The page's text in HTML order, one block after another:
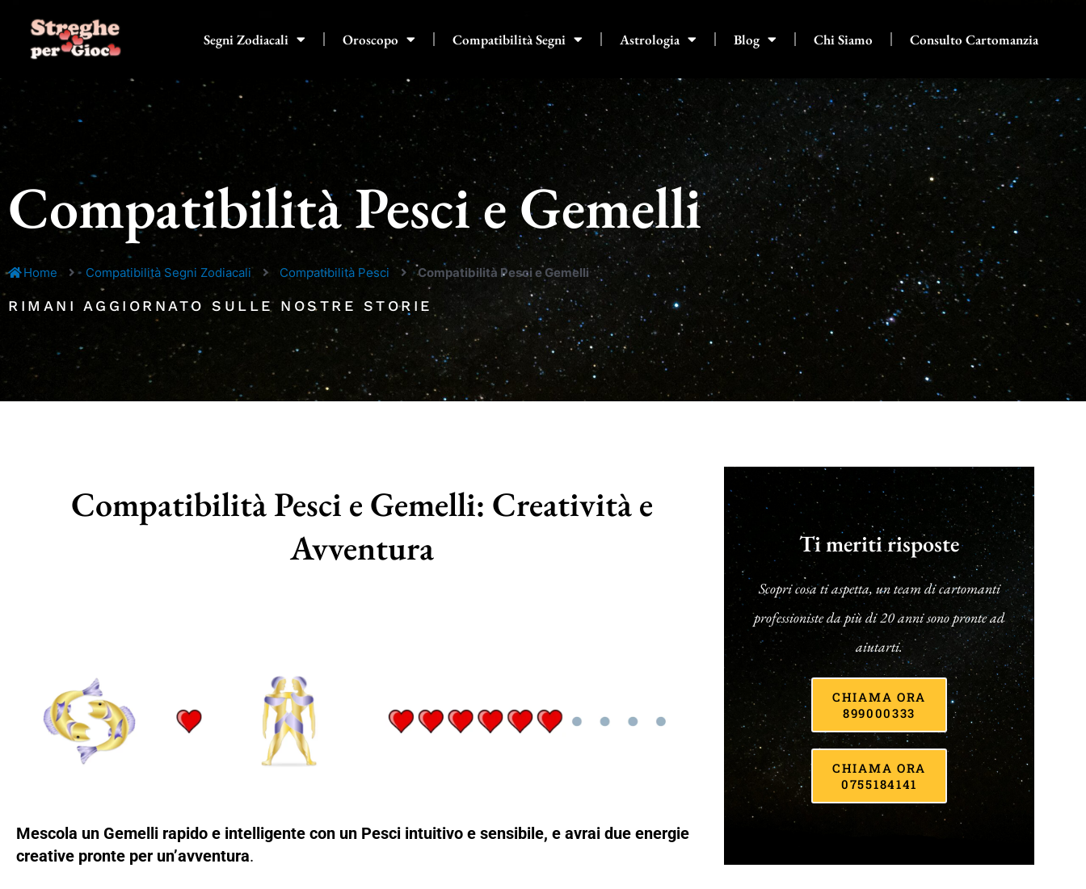
contenuto
Segni Zodiacali Oroscopo Compatibilità Segni Astrologia Blog Chi Siamo Consulto Cartomanzia
Compatibilità Pesci e Gemelli
Home Compatibilità Segni Zodiacali Compatibilità Pesci Compatibilità Pesci e Gemelli
RIMANI AGGIORNATO SULLE NOSTRE STORIE
Compatibilità Pesci e Gemelli: Creatività e
Avventura
Mescola un Gemelli rapido e intelligente con un Pesci intuitivo e sensibile, e avrai due energie
creative pronte per un’avventura.
Ti meriti risposte
Scopri cosa ti aspetta, un team di cartomanti
professioniste da più di 20 anni sono pronte ad
aiutarti.
CHIAMA ORA
899000333
CHIAMA ORA
0755184141